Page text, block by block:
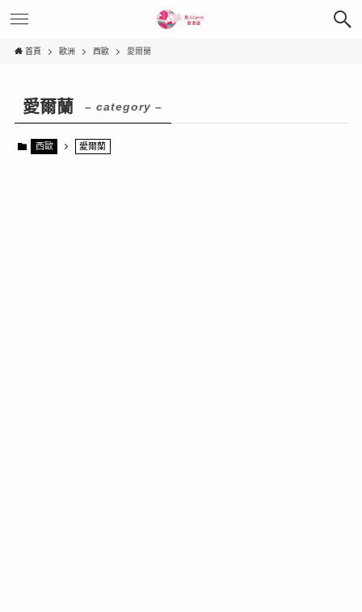
首頁 歐洲 西歐 愛爾蘭
愛爾蘭 – category –
西歐 愛爾蘭